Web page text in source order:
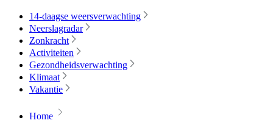
14-daagse weersverwachting
Neerslagradar
Zonkracht
Activiteiten
Gezondheidsverwachting
Klimaat
Vakantie
Home